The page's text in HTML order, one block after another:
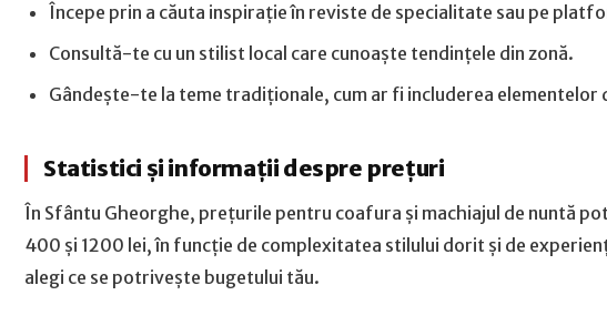
Începe prin a căuta inspirație în reviste de specialitate sau pe
Consultă-te cu un stilist local care cunoaște tendințele din zonă.
Gândește-te la teme tradiționale, cum ar fi includerea elementelor
Statistici și informații despre prețuri
În Sfântu Gheorghe, prețurile pentru coafura și machiajul de nuntă
400 și 1200 lei, în funcție de complexitatea stilului dorit și de
alegi ce se potrivește bugetului tău.